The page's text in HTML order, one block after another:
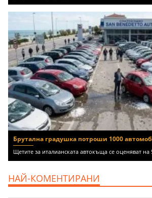
Брутална градушка потроши 1000
Щетите за италианската автокъща се оценяват
НАЙ-КОМЕНТИРАНИ